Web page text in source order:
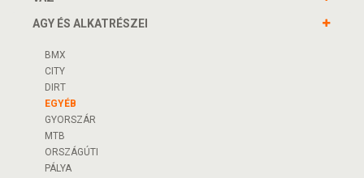
AGY ÉS ALKATRÉSZEI
BMX
CITY
DIRT
EGYÉB
GYORSZÁR
MTB
ORSZÁGÚTI
PÁLYA